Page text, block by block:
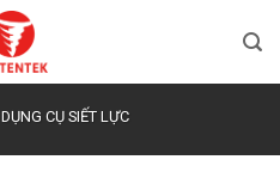
DỤNG CỤ SIẾT LỰC